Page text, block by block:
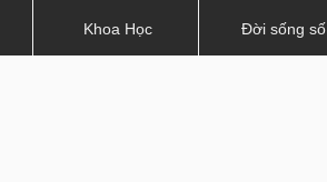
Khoa Học Đời sống số